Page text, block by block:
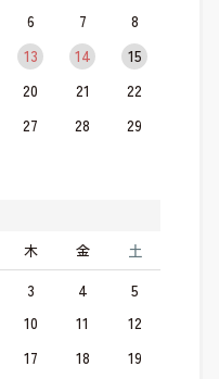
6 7
8
13 14
15
20 21
22
27 28
29
木 金 土
3 4
5
10 11
12
17 18
19